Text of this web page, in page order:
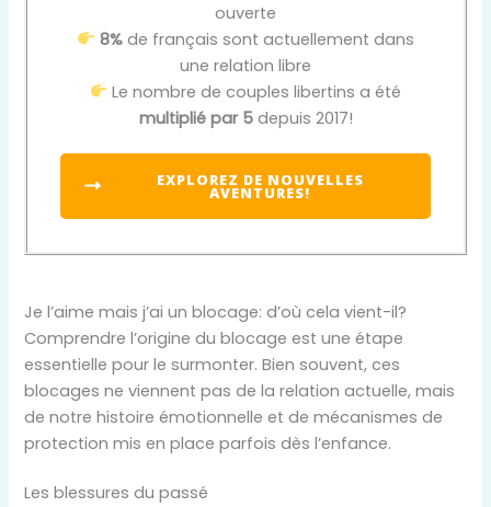
ouverte
8%de français sont actuellement dans
une relation libre
Le nombre de couples libertins a été
multiplié par 5depuis 2017!
EXPLOREZ DE NOUVELLES
AVENTURES!
Je l’aime mais j’ai un blocage: d’où cela vient-il?
Comprendre l’origine du blocage est une étape
essentielle pour le surmonter. Bien souvent, ces
blocages ne viennent pas de la relation actuelle, mais
de notre histoire émotionnelle et de mécanismes de
protection mis en place parfois dès l’enfance.
Les blessures du passé